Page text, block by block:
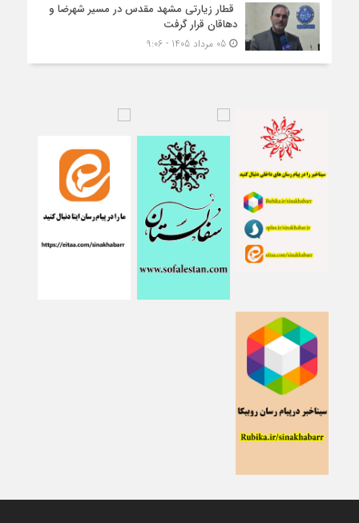
قطار زیارتی مشهد مقدس در مسیر شهرضا و
دهاقان قرار گرفت
05 مرداد 1405 - 9:06